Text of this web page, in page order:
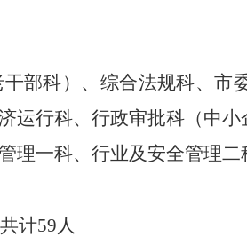
部科）、综合法规科、市
运行科、行政审批科（中
理一科、行业及安全管理
计59人